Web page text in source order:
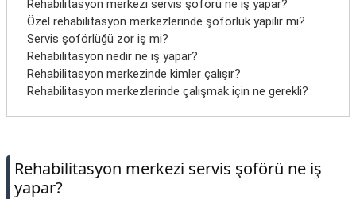
Rehabilitasyon merkezi servis şoförü ne iş yapar?
Özel rehabilitasyon merkezlerinde şoförlük yapılır mı?
Servis şoförlüğü zor iş mi?
Rehabilitasyon nedir ne iş yapar?
Rehabilitasyon merkezinde kimler çalışır?
Rehabilitasyon merkezlerinde çalışmak için ne gerekli?
Rehabilitasyon merkezi servis şoförü ne iş
yapar?